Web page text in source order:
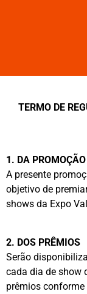
TERMO DE
1. DA PROMOÇÃO
A presente
objetivo de
shows da Expo
2. DOS PRÊMIOS
Serão
cada dia de show
prêmios